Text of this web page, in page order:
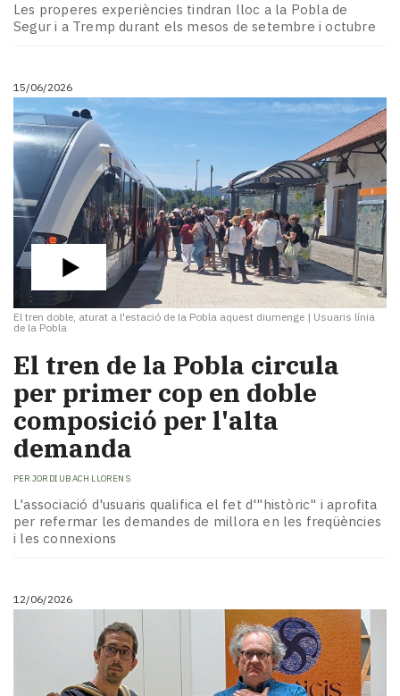
Les properes experiències tindran lloc a la Pobla de
Segur i a Tremp durant els mesos de setembre i octubre
15/06/2026
El tren doble, aturat a l'estació de la Pobla aquest diumenge | Usuaris línia
de la Pobla
​El tren de la Pobla circula
per primer cop en doble
composició per l'alta
demanda
PER JORDI UBACH LLORENS
L'associació d'usuaris qualifica el fet d'"històric" i aprofita
per refermar les demandes de millora en les freqüències
i les connexions
12/06/2026